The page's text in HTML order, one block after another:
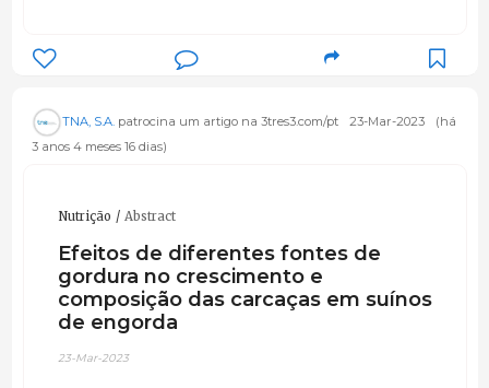
TNA, S.A.patrocina um artigo na 3tres3.com/pt 23-Mar-2023
(há
3 anos 4 meses 16 dias)
Nutrição Abstract
Efeitos de diferentes fontes de
gordura no crescimento e
composição das carcaças em suínos
de engorda
23-Mar-2023